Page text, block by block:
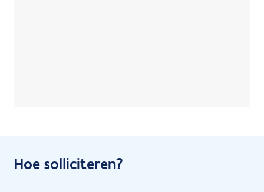
Hoe solliciteren?